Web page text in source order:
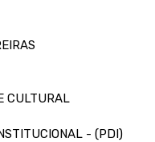
CULTURAL
- (PDI)